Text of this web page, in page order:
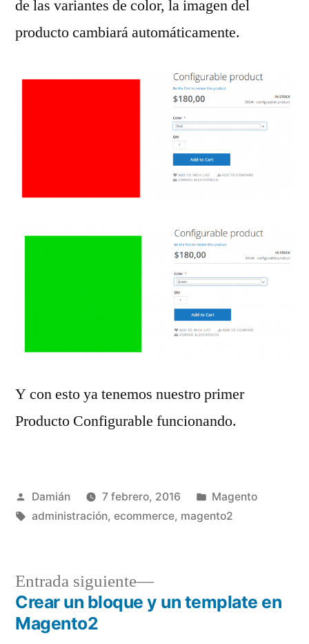
de las variantes de color, la imagen del
producto cambiará automáticamente.
Y con esto ya tenemos nuestro primer
Producto Configurable funcionando.
Publicado
por
Damián 7 febrero, 2016
Publicado
en
Magento
Etiquetas:
administración, ecommerce, magento2
Navegación
Entrada siguiente
Entrada
siguiente:
Crear un bloque y un template en
Magento2